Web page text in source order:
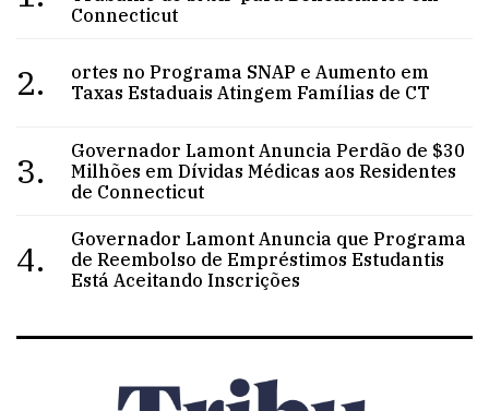
Connecticut
2.
ortes no Programa SNAP e Aumento em
Taxas Estaduais Atingem Famílias de CT
3.
Governador Lamont Anuncia Perdão de $30
Milhões em Dívidas Médicas aos Residentes
de Connecticut
4.
Governador Lamont Anuncia que Programa
de Reembolso de Empréstimos Estudantis
Está Aceitando Inscrições